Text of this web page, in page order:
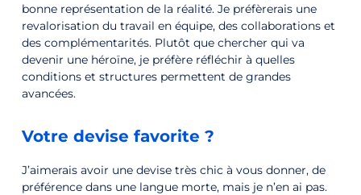
bonne représentation de la réalité. Je préfèrerais une
revalorisation du travail en équipe, des collaborations et
des complémentarités. Plutôt que chercher qui va
devenir une héroïne, je préfère réfléchir à quelles
conditions et structures permettent de grandes
avancées.
Votre devise favorite ?
J’aimerais avoir une devise très chic à vous donner, de
préférence dans une langue morte, mais je n’en ai pas.